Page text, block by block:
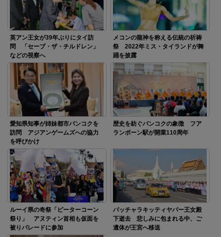
英アン王女が39年ぶりにタイ訪
問 「セーブ・ザ・チルドレン」
などの視察へ
メコンの龍神を称える伝統の祈祷
祭 2022年ミス・タイランドが舞
踊を披露
愛知県知事が姉妹都市バンコクを
訪問 アジアンゲームズへの協力
を呼びかけ
歴史を紡ぐバンコクの象徴 フア
ランポーン駅が開業110周年
ルーイ県の奇祭「ピーターコーン
祭り」 アヌティン首相も仮面を
被りパレードに参加
パッチャラキッティヤパー王女殿
下逝去 悲しみに包まれる中、ご
遺体が王宮へ移送